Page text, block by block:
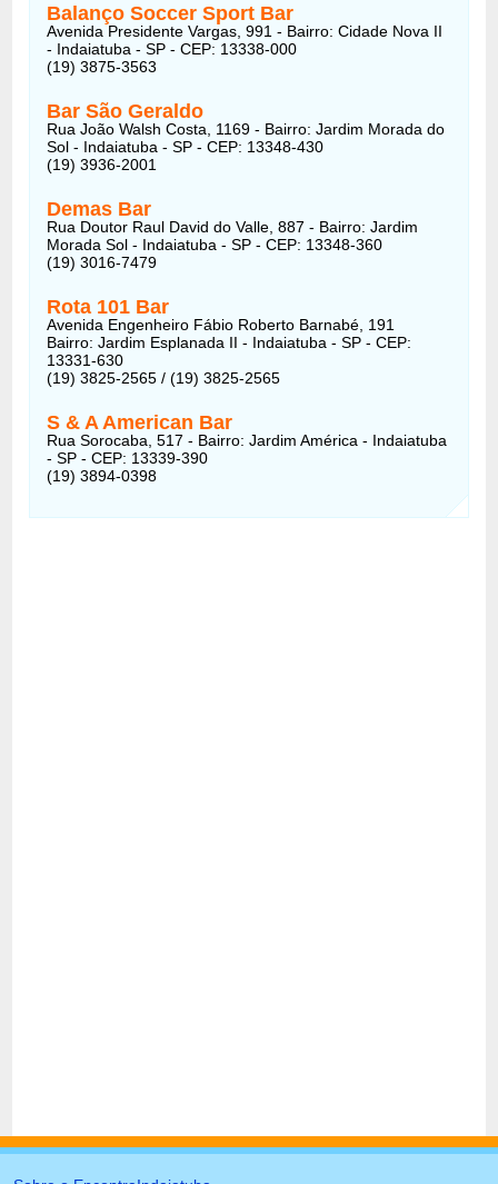
Balanço Soccer Sport Bar
Avenida Presidente Vargas, 991 - Bairro: Cidade Nova II
- Indaiatuba - SP - CEP: 13338-000
(19) 3875-3563
Bar São Geraldo
Rua João Walsh Costa, 1169 - Bairro: Jardim Morada do
Sol - Indaiatuba - SP - CEP: 13348-430
(19) 3936-2001
Demas Bar
Rua Doutor Raul David do Valle, 887 - Bairro: Jardim
Morada Sol - Indaiatuba - SP - CEP: 13348-360
(19) 3016-7479
Rota 101 Bar
Avenida Engenheiro Fábio Roberto Barnabé, 191
Bairro: Jardim Esplanada II - Indaiatuba - SP - CEP:
13331-630
(19) 3825-2565 / (19) 3825-2565
S & A American Bar
Rua Sorocaba, 517 - Bairro: Jardim América - Indaiatuba
- SP - CEP: 13339-390
(19) 3894-0398